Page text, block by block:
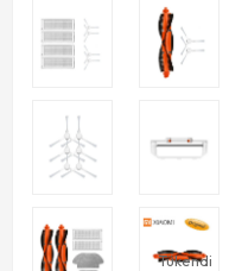
Tükendi